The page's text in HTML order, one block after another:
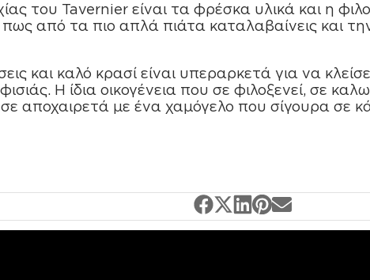
του Tavernier είναι τα φρέσκα υλικά και η
από τα πιο απλά πιάτα καταλαβαίνεις και
και καλό κρασί είναι υπεραρκετά για να
Η ίδια οικογένεια που σε φιλοξενεί, σε
σε αποχαιρετά µε ένα χαµόγελο που σίγουρα σε